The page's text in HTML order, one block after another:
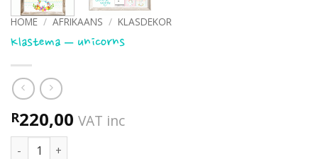
HOME / AFRIKAANS / KLASDEKOR
Klastema – unicorns
R220,00 VAT inc
Klastema - unicorns quantity